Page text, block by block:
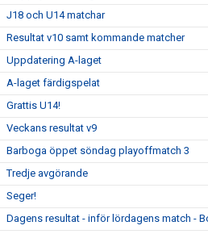
J18 och U14 matchar
Resultat v10 samt kommande matcher
Uppdatering A-laget
A-laget färdigspelat
Grattis U14!
Veckans resultat v9
Barboga öppet söndag playoffmatch 3
Tredje avgörande
Seger!
Dagens resultat - inför lördagens match -